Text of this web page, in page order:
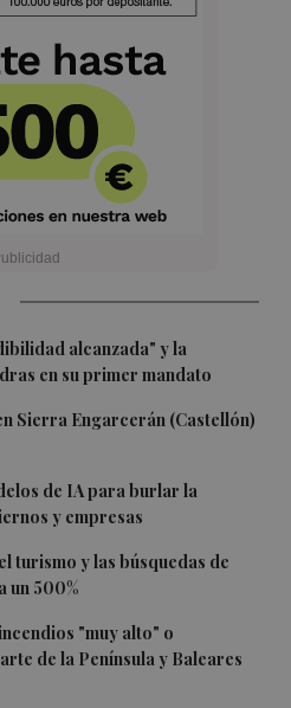
alcanzada" y la
en su primer mandato
Sierra Engarcerán (Castellón)
de IA para burlar la
y empresas
turismo y las búsquedas de
un 500%
"muy alto" o
de la Península y Baleares